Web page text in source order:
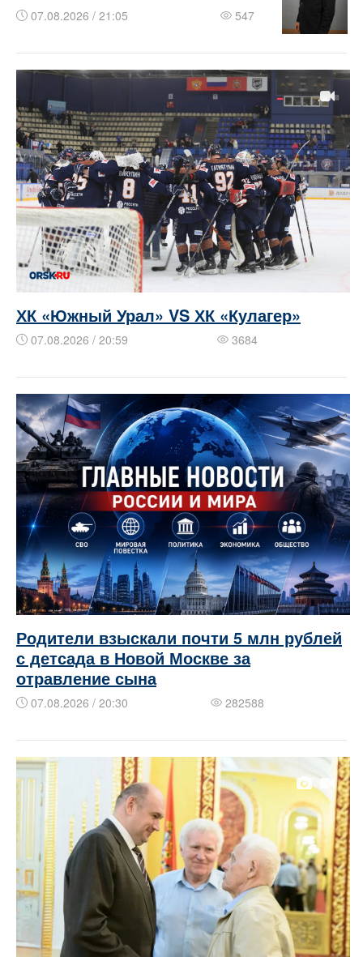
07.08.2026 / 21:05 547
ХК «Южный Урал» VS ХК «Кулагер»
07.08.2026 / 20:59 3684
Родители взыскали почти 5 млн рублей
с детсада в Новой Москве за
отравление сына
07.08.2026 / 20:30 282588